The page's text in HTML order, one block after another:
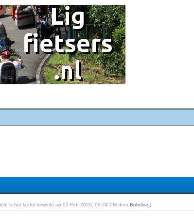
is het laatst bewerkt op 02-Feb-2026, 06:24 PM doorBobslee .)